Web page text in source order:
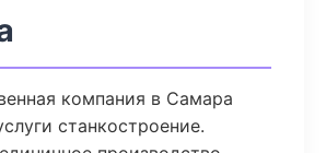
компания в Самара
станкостроение.